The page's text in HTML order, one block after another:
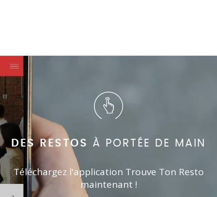
DES RESTOS À PORTÉE DE MAIN
Téléchargez l'application Trouve Ton Resto
maintenant !